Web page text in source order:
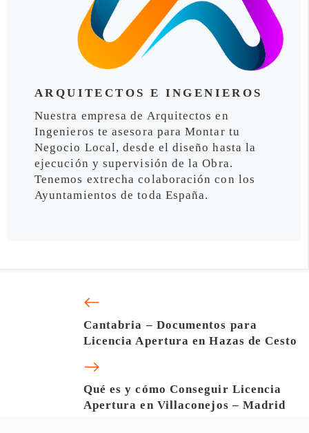
ARQUITECTOS E INGENIEROS
Nuestra empresa de Arquitectos en
Ingenieros te asesora para Montar tu
Negocio Local, desde el diseño hasta la
ejecución y supervisión de la Obra.
Tenemos extrecha colaboración con los
Ayuntamientos de toda España.
Cantabria – Documentos para
Licencia Apertura en Hazas de Cesto
Qué es y cómo Conseguir Licencia
Apertura en Villaconejos – Madrid